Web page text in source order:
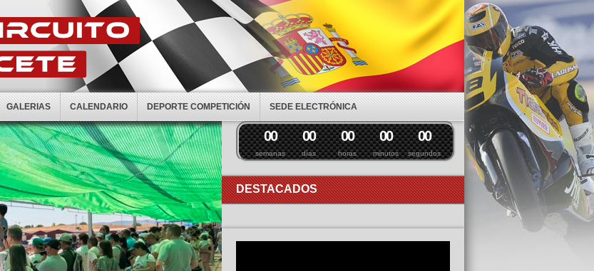
GALERIAS CALENDARIO DEPORTE COMPETICIÓN SEDE ELECTRÓNICA
semanas
00
días
00
horas
00
minutos
00
segundos
00
DESTACADOS